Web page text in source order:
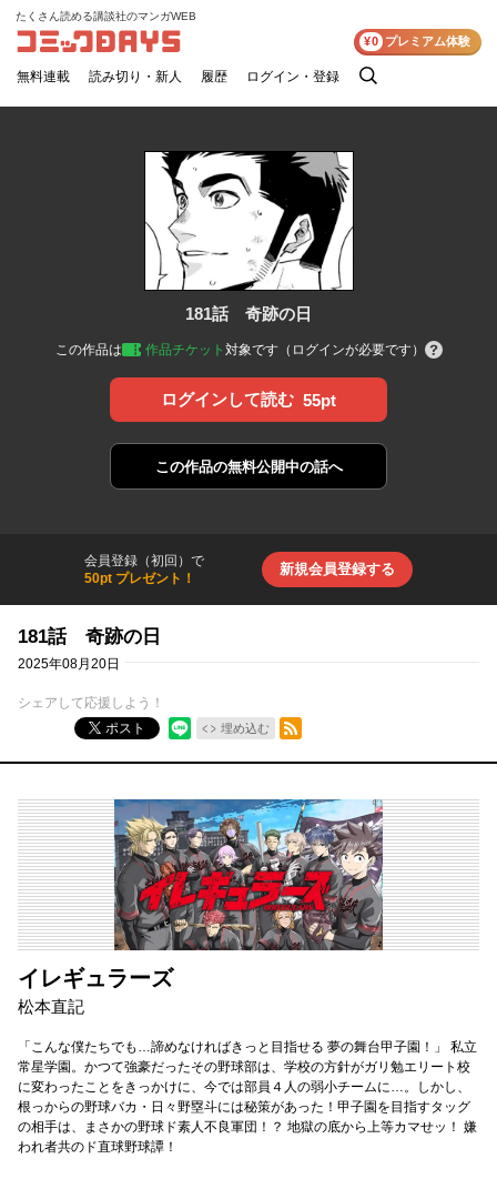
コミックDAYS
たくさん読める講談社のマンガWEB
無料連載 読み切り・新人 履歴 ログイン・登録
検
¥0 プレミアム体験
181話 奇跡の日
この作品は 作品チケット 対象です（ログインが必要です）
ログインして読む 55pt
この作品の無料公開中の話へ
会員登録（初回）で
50pt プレゼント！
新規会員登録する
181話 奇跡の日
2025年08月20日
シェアして応援しよう！
ポスト
埋め込む
RSSフィード
イレギュラーズ
松本直記
「こんな僕たちでも…諦めなければきっと目指せる 夢の舞台甲子園！」 私立
常星学園。かつて強豪だったその野球部は、学校の方針がガリ勉エリート校
に変わったことをきっかけに、今では部員４人の弱小チームに…。しかし、
根っからの野球バカ・日々野塁斗には秘策があった！甲子園を目指すタッグ
の相手は、まさかの野球ド素人不良軍団！？ 地獄の底から上等カマせッ！ 嫌
われ者共のド直球野球譚！